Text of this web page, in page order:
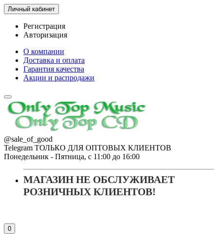
Личный кабинет
Регистрация
Авторизация
О компании
Доставка и оплата
Гарантия качества
Акции и распродажи
@sale_of_good
Telegram ТОЛЬКО ДЛЯ ОПТОВЫХ КЛИЕНТОВ
Понедельник - Пятница, с 11:00 до 16:00
МАГАЗИН НЕ ОБСЛУЖИВАЕТ
РОЗНИЧНЫХ КЛИЕНТОВ!
0